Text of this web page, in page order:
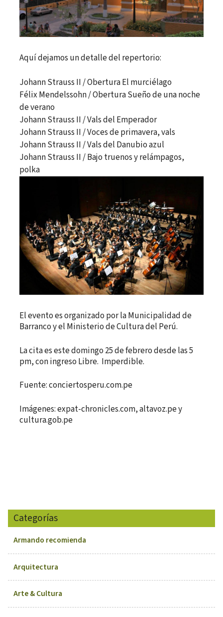
Aquí dejamos un detalle del repertorio:
Johann Strauss II / Obertura El murciélago
Félix Mendelssohn / Obertura Sueño de una noche
de verano
Johann Strauss II / Vals del Emperador
Johann Strauss II / Voces de primavera, vals
Johann Strauss II / Vals del Danubio azul
Johann Strauss II / Bajo truenos y relámpagos,
polka
El evento es organizado por la Municipalidad de
Barranco y el Ministerio de Cultura del Perú.
La cita es este domingo 25 de febrero desde las 5
pm, con ingreso Libre. Imperdible.
Fuente: conciertosperu.com.pe
Imágenes: expat-chronicles.com, altavoz.pe y
cultura.gob.pe
Categorías
Armando recomienda
Arquitectura
Arte & Cultura